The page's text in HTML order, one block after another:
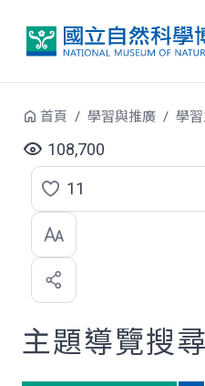
首頁 學習與推廣 學
108,700
點
選
喜
歡
11
主題導覽搜尋